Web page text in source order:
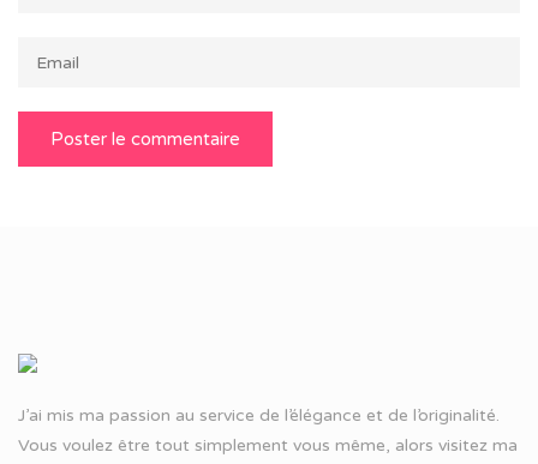
J’ai mis ma passion au service de l’élégance et de l’originalité.
Vous voulez être tout simplement vous même, alors visitez ma